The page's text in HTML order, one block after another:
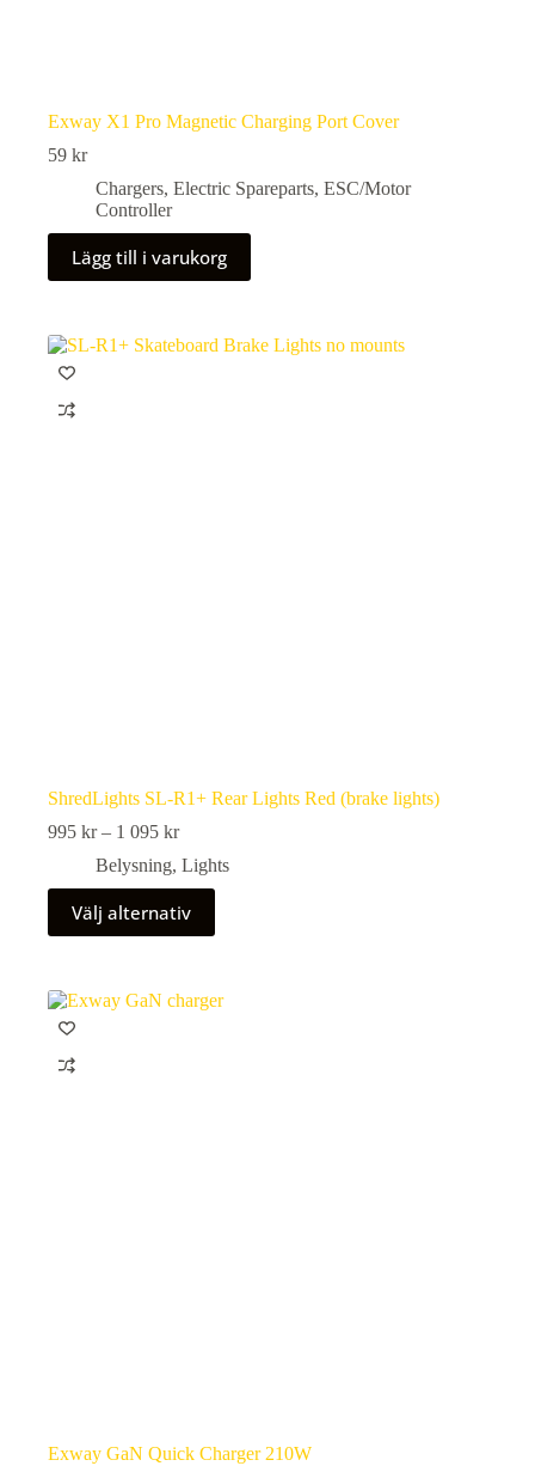
Exway X1 Pro Magnetic Charging Port Cover
59 kr
Chargers, Electric Spareparts, ESC/Motor
Controller
Lägg till i varukorg
ShredLights SL-R1+ Rear Lights Red (brake lights)
995 kr – 1 095 krPrisintervall:
till
1
095 kr
Belysning, Lights
Välj alternativ
Den
produkten
varianter.
De
alternativen
Exway GaN Quick Charger 210W